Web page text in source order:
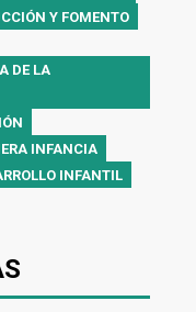
Y FOMENTO
DE LA
INFANCIA
INFANTIL